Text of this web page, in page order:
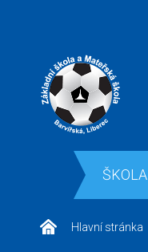
ŠKOLA
Hlavní stránka